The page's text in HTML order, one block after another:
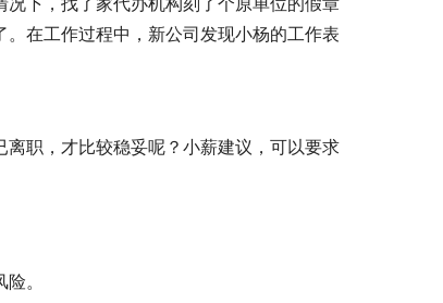
。在工作过程中，新公司发现小杨的工作表
职，才比较稳妥呢？小薪建议，可以要求
。